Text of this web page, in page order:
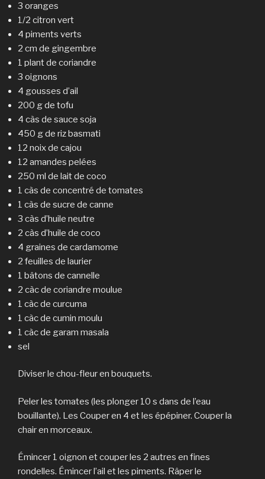
3 oranges
1/2 citron vert
4 piments verts
2 cm de gingembre
1 plant de coriandre
3 oignons
4 gousses d’ail
200 g de tofu
4 càs de sauce soja
450 g de riz basmati
12 noix de cajou
12 amandes pelées
250 ml de lait de coco
1 càs de concentré de tomates
1 càs de sucre de canne
3 càs d’huile neutre
2 càs d’huile de coco
4 graines de cardamome
2 feuilles de laurier
1 bâtons de cannelle
2 càc de coriandre moulue
1 càc de curcuma
1 càc de cumin moulu
1 càc de garam masala
sel
Diviser le chou-fleur en bouquets.
Peler les tomates (les plonger 10 s dans de l’eau
bouillante). Les Couper en 4 et les épépiner. Couper la
chair en morceaux.
Émincer 1 oignon et couper les 2 autres en fines
rondelles. Émincer l’ail et les piments. Râper le